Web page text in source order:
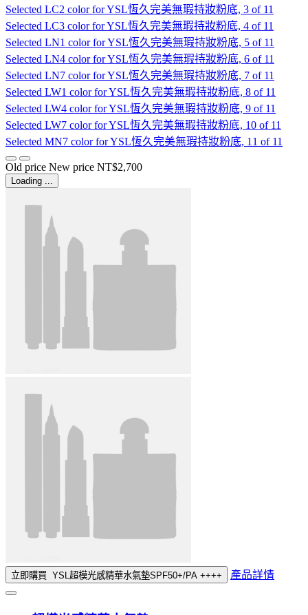
Selected LC2 color for YSL恆久完美無瑕持妝粉底, 3 of 11
Selected LC3 color for YSL恆久完美無瑕持妝粉底, 4 of 11
Selected LN1 color for YSL恆久完美無瑕持妝粉底, 5 of 11
Selected LN4 color for YSL恆久完美無瑕持妝粉底, 6 of 11
Selected LN7 color for YSL恆久完美無瑕持妝粉底, 7 of 11
Selected LW1 color for YSL恆久完美無瑕持妝粉底, 8 of 11
Selected LW4 color for YSL恆久完美無瑕持妝粉底, 9 of 11
Selected LW7 color for YSL恆久完美無瑕持妝粉底, 10 of 11
Selected MN7 color for YSL恆久完美無瑕持妝粉底, 11 of 11
Old price New price NT$2,700
Loading ...
立即購買 YSL超模光感精華水氣墊SPF50+/PA ++++ 產品詳情